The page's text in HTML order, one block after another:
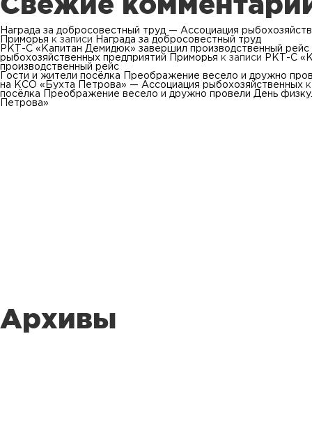
Награда за добросовестный труд — Ассоциация
Приморья к записи
Награда за добросовестный труд
РКТ-С «Капитан Демидюк» завершил производственный
рыбохозяйственных предприятий Приморья к записи
РКТ-С
производственный рейс
Гости и жители посёлка Преображение весело и дружно
на КСО «Бухта Петрова» — Ассоциация рыбохозяйственных
посёлка Преображение весело и дружно провели День
Петрова»
Архивы